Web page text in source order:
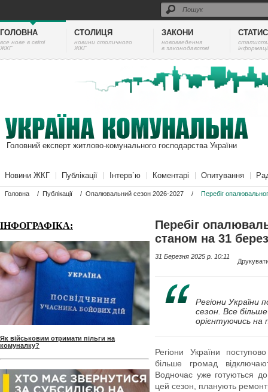
ГОЛОВНА
все нове в світі
ЖКГ
СТОЛИЦЯ
новини столичного
ЖКГ
ЗАКОНИ
нововведення
в законодавстві
Головний експерт житлово-комунального господарства України
Новини ЖКГ Публікації Інтерв`ю Коментарі Опитування
Головна / Публікації / Опалювальний сезон 2026-2027 / Перебіг
ІНФОГРАФІКА:
Як військовим отримати пільги на
комуналку?
Перебіг
станом на 31
31 Березня 2025 p. 10:11
Регіони України
сезон. Все
орієнтуючись на
Регіони України
більше громад
Водночас уже готуються
цей сезон, планують